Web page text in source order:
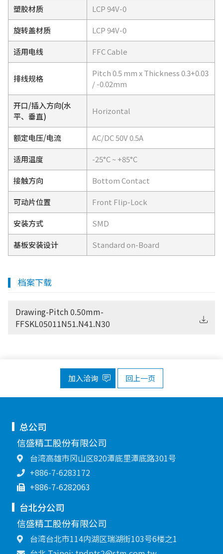
塑胶材质 LCP 94V-0
旋转盖材质 LCP 94V-0
适用电线 FFC Cable
排线规格
Pitch 0.5 mm x Thickness 0.3+0.03
/ -0.02mm
开口/插入方向(水
平、垂直)
Horizontal
额定电压/电流 AC/DC 50V 0.5A
适用温度 -25°C ~ +85°C
接触方向 Bottom Contact
可动片位置 Front Flip-Lock
安装方式 SMD
基板安装设计 Standard on-Board
档案下载
Drawing-Pitch 0.50mm-
FFSKL05011N51.N41.N30
加入洽询 回上一页
总公司
信盛精工股份有限公司
台湾高雄市冈山区820潭底里潭底路301号
+886-7-6283172
+886-7-6282063
台北分公司
信盛精工股份有限公司
台湾台北市114内湖区瑞湖街103号6楼之1